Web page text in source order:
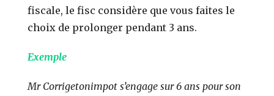
fiscale, le fisc considère que vous faites le
choix de prolonger pendant 3 ans.
Exemple
Mr Corrigetonimpot s’engage sur 6 ans pour son